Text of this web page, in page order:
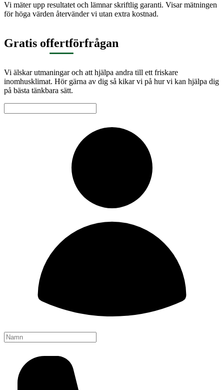
Vi mäter upp resultatet och lämnar skriftlig garanti. Visar mätningen
för höga värden återvänder vi utan extra kostnad.
Gratis offertförfrågan
Vi älskar utmaningar och att hjälpa andra till ett friskare
inomhusklimat. Hör gärna av dig så kikar vi på hur vi kan hjälpa dig
på bästa tänkbara sätt.